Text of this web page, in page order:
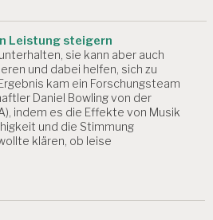
Leistung steigern
sie kann aber auch
und dabei helfen, sich zu
kam ein Forschungsteam
Daniel Bowling von der
indem es die Effekte von Musik
und die Stimmung
klären, ob leise